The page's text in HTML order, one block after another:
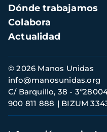
Dónde trabajamos
Colabora
Actualidad
Información
de
contacto
© 2026 Manos Unidas
C/ Barquillo, 38 -
900 811 888
BIZUM
info@manosunidas.org